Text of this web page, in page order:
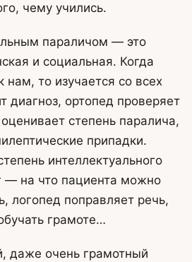
чему учились.
параличом — это
и социальная. Когда
нам, то изучается со всех
диагноз, ортопед проверяет
степень паралича,
припадки.
интеллектуального
— на что пациента можно
логопед поправляет речь,
грамоте…
даже очень грамотный